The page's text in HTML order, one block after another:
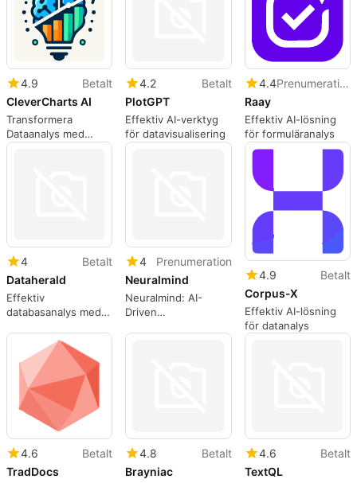
4.9
Betalt
CleverCharts AI
Transformera
Dataanalys med
CleverCharts AI
4.2
Betalt
PlotGPT
Effektiv AI-verktyg
för datavisualisering
4.4
Prenumeration
Raay
Effektiv AI-lösning
för formuläranalys
4
Betalt
Dataherald
Effektiv
databasanalys med
4
Prenumeration
Neuralmind
Neuralmind: AI-
Driven
4.9
Betalt
Corpus-X
Effektiv AI-lösning
för datanalys
4.6
Betalt
TradDocs
4.8
Betalt
Brayniac
4.6
Betalt
TextQL